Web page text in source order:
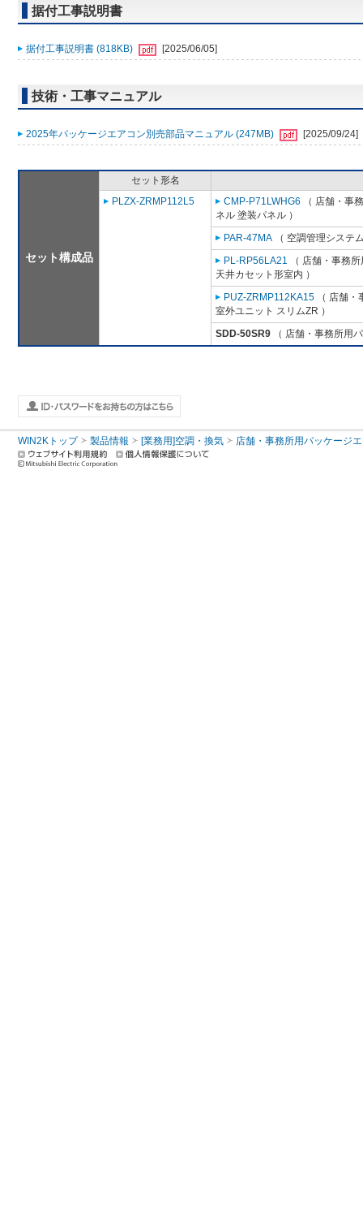
据付工事説明書
据付工事説明書 (818KB) [2025/06/05]
技術・工事マニュアル
2025年パッケージエアコン別売部品マニュアル (247MB) [2025/09/24]
セット構成品
セット形名
PLZX-ZRMP112L5
CMP-P71LWHG6 （ 店舗・事
ネル 塗装パネル ）
PAR-47MA （ 空調管理システ
PL-RP56LA21 （ 店舗・事務
天井カセット形室内 ）
PUZ-ZRMP112KA15 （ 店舗
室外ユニット スリムZR ）
SDD-50SR9 （ 店舗・事務所用
WIN2Kトップ 製品情報 [業務用]空調・換気 店舗・事務所用パッケージ